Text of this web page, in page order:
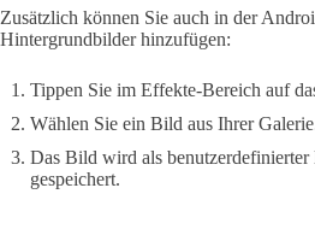
Zusätzlich können Sie auch in der
Hintergrundbilder hinzufügen:
Tippen Sie im Effekte-Bereich auf
Wählen Sie ein Bild aus Ihrer
Das Bild wird als benutzerdefinierter
gespeichert.